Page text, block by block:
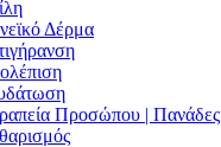
Δέρμα
Προσώπου | Πανάδες